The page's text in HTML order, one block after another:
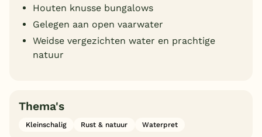
Houten knusse bungalows
Gelegen aan open vaarwater
Weidse vergezichten water en prachtige
natuur
Thema's
Kleinschalig Rust & natuur Waterpret